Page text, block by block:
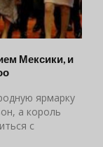
Мексики, и
ярмарку
а король
с